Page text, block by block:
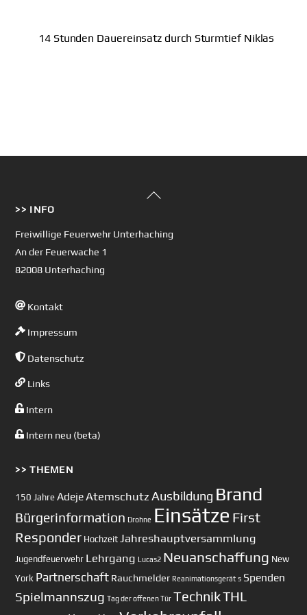
14 Stunden Dauereinsatz durch Sturmtief Niklas
Back
>> INFO
Freiwillige Feuerwehr Unterhaching
An der Feuerwache 1
82008 Unterhaching
Kontakt
Impressum
Datenschutz
Links
Intern
Intern neu (beta)
>> THEMEN
150 Jahre AdejeAtemschutz Ausbildung Brand
Bürgerinformation Drohne Einsätze First
Responder Hochzeit Jahreshauptversammlung
Jugendfeuerwehr Lehrgang Lucas2 Neuanschaffung New
York Partnerschaft Rauchmelder Reanimationsgerät s Spenden
Spielmannszug Tag der offenen Tür TechnikTHL